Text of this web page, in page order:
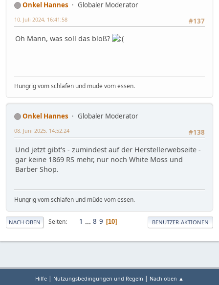
Onkel Hannes
Globaler Moderator
#137
10. Juli 2024, 16:41:58
Oh Mann, was soll das bloß?
Hungrig vom schlafen und müde vom essen.
Onkel Hannes
Globaler Moderator
#138
08. Juni 2025, 14:52:24
Und jetzt gibt's - zumindest auf der Herstellerwebseite -
gar keine 1869 RS mehr, nur noch White Moss und
Barber Shop.
Hungrig vom schlafen und müde vom essen.
NACH OBEN Seiten 1 ... 8 9 10 BENUTZER-AKTIONEN
Hilfe | Nutzungsbedingungen und Regeln | Nach oben ▲